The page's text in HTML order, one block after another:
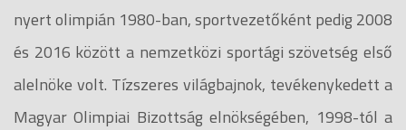
nyert olimpián 1980-ban, sportvezetőként pedig 2008
és 2016 között a nemzetközi sportági szövetség első
alelnöke volt. Tízszeres világbajnok, tevékenykedett a
Magyar Olimpiai Bizottság elnökségében, 1998-tól a